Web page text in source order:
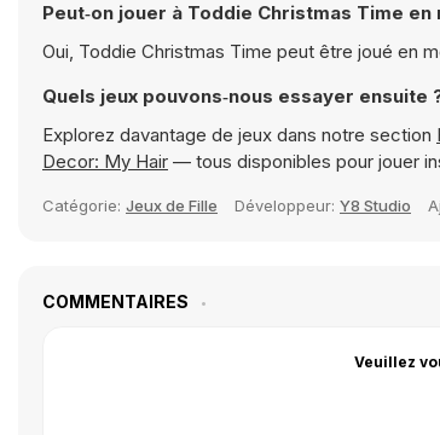
Peut‑on jouer à Toddie Christmas Time
Oui, Toddie Christmas Time peut être joué en
Quels jeux pouvons‑nous essayer ensuite
Explorez davantage de jeux dans notre section
Decor: My Hair — tous disponibles pour jouer
Catégorie: Jeux de Fille Développeur: Y8 Studio
COMMENTAIRES
Veuillez